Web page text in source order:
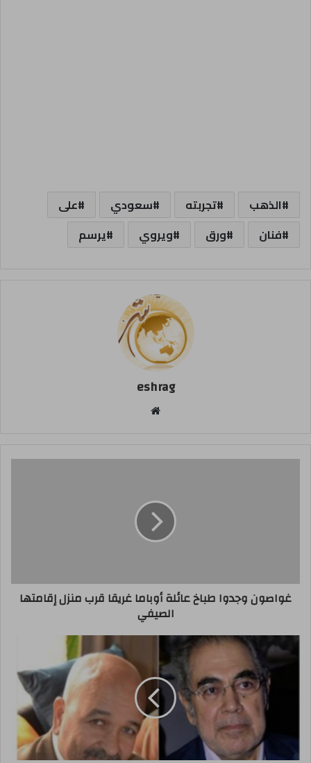
الذهب تجربته سعودي
على
فنان
ورق ويروي يرسم
eshrag
غواصون وجدوا طباخ عائلة أوباما غريقا قرب منزل إقامتها
الصيفي